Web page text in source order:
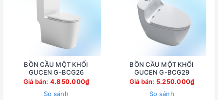
BỒN CẦU MỘT KHỐI
GUCEN G-BCG26
Giá bán: 4.850.000₫
So sánh
BỒN CẦU MỘT KHỐI
GUCEN G-BCG29
Giá bán: 5.250.000₫
So sánh